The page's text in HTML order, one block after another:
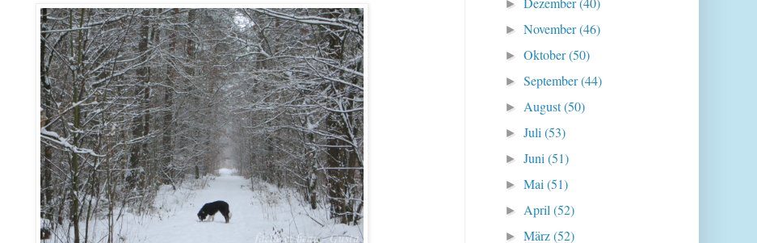
►
►November(46)
►Oktober(50)
►September(44)
► August(50)
►Juli(53)
►Juni(51)
►Mai(51)
► April(52)
►März(52)